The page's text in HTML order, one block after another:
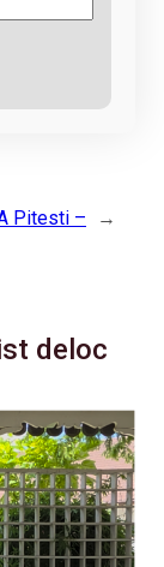
Pitesti –
→
deloc